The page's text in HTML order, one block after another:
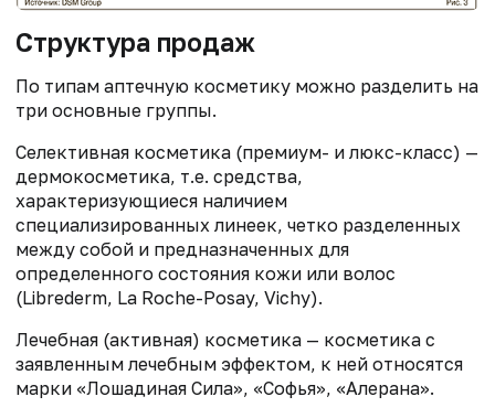
Структура продаж
По типам аптечную косметику можно разделить на
три основные группы.
Селективная косметика (премиум- и люкс-класс) —
дермокосметика, т.е. средства,
характеризующиеся наличием
специализированных линеек, четко разделенных
между собой и предназначенных для
определенного состояния кожи или волос
(Librederm, La Roche-Posay, Vichy).
Лечебная (активная) косметика — косметика с
заявленным лечебным эффектом, к ней относятся
марки «Лошадиная Сила», «Софья», «Алерана».